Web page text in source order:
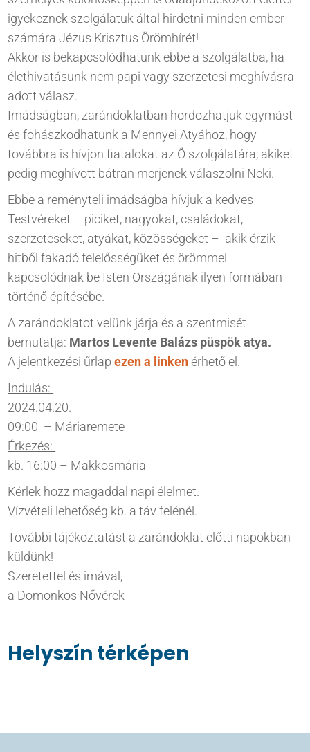
igyekeznek szolgálatuk által hirdetni minden ember
számára Jézus Krisztus Örömhírét!
Akkor is bekapcsolódhatunk ebbe a szolgálatba, ha
élethivatásunk nem papi vagy szerzetesi meghívásra
adott válasz.
Imádságban, zarándoklatban hordozhatjuk egymást
és fohászkodhatunk a Mennyei Atyához, hogy
továbbra is hívjon fiatalokat az Ő szolgálatára, akiket
pedig meghívott bátran merjenek válaszolni Neki.
Ebbe a reményteli imádságba hívjuk a kedves
Testvéreket – piciket, nagyokat, családokat,
szerzeteseket, atyákat, közösségeket – akik érzik
hitből fakadó felelősségüket és örömmel
kapcsolódnak be Isten Országának ilyen formában
történő építésébe.
A zarándoklatot velünk járja és a szentmisét
bemutatja: Martos Levente Balázs püspök atya.
A jelentkezési űrlapezen a linkenérhető el.
Indulás:
2024.04.20.
09:00 – Máriaremete
Érkezés:
kb. 16:00 – Makkosmária
Kérlek hozz magaddal napi élelmet.
Vízvételi lehetőség kb. a táv felénél.
További tájékoztatást a zarándoklat előtti napokban
küldünk!
Szeretettel és imával,
a Domonkos Nővérek
Helyszín térképen